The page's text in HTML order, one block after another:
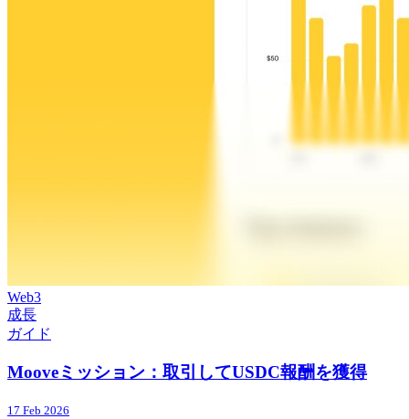
Web3
成長
ガイド
Mooveミッション：取引してUSDC報酬を獲得
17 Feb 2026